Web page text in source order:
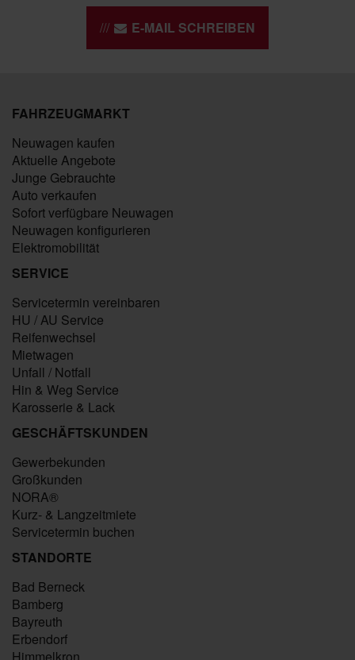
E-MAIL SCHREIBEN
FAHRZEUGMARKT
Neuwagen kaufen
Aktuelle Angebote
Junge Gebrauchte
Auto verkaufen
Sofort verfügbare Neuwagen
Neuwagen konfigurieren
Elektromobilität
SERVICE
Servicetermin vereinbaren
HU / AU Service
Reifenwechsel
Mietwagen
Unfall / Notfall
Hin & Weg Service
Karosserie & Lack
GESCHÄFTSKUNDEN
Gewerbekunden
Großkunden
NORA®
Kurz- & Langzeitmiete
Servicetermin buchen
STANDORTE
Bad Berneck
Bamberg
Bayreuth
Erbendorf